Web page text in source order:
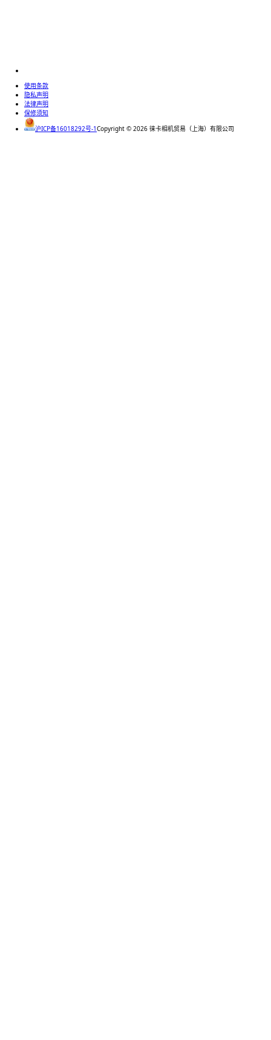
使用条款
隐私声明
法律声明
保修须知
沪ICP备16018292号-1Copyright © 2026 徕卡相机贸易（上海）有限公司